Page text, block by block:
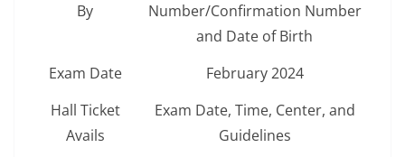
By
Number/Confirmation Number
and Date of Birth
Exam Date
February 2024
Hall Ticket
Avails
Exam Date, Time, Center, and
Guidelines